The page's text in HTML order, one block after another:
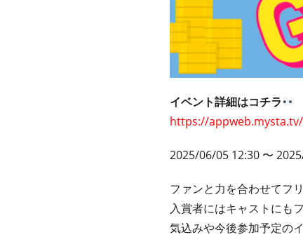
イベント詳細はコチラ
https://
2025/06/05 12:30 〜
ファンと力を合わせてフ
入賞者にはキャストにも
気込みや今後参加予定の